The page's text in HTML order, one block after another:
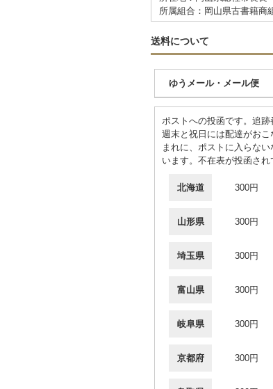
所属組合：岡山県古書籍商
送料について
ゆうメール・メール便
ポストへの投函です。追跡
週末と祝日には配達がおこ
まれに、ポストに入らな
います。不在表が投函さ
北海道 300円
山形県 300円
埼玉県 300円
富山県 300円
岐阜県 300円
京都府 300円